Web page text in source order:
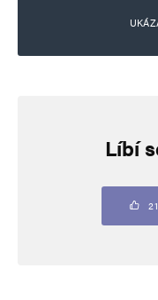
Vaše e-mailová adresaLíbí
21